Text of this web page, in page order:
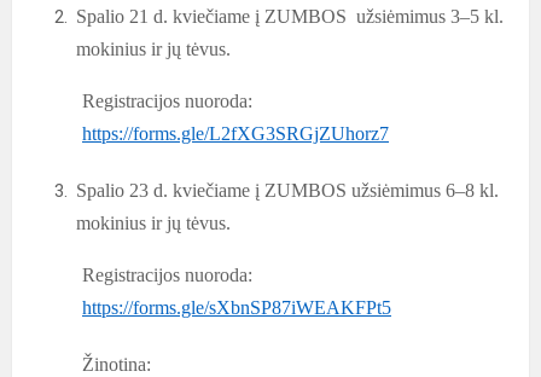
Spalio 21 d. kviečiame į ZUMBOS užsiėmimus 3–5 kl.
mokinius ir jų tėvus.
Registracijos nuoroda:
https://forms.gle/L2fXG3SRGjZUhorz7
Spalio 23 d. kviečiame į ZUMBOS užsiėmimus 6–8 kl.
mokinius ir jų tėvus.
Registracijos nuoroda:
https://forms.gle/sXbnSP87iWEAKFPt5
Žinotina: